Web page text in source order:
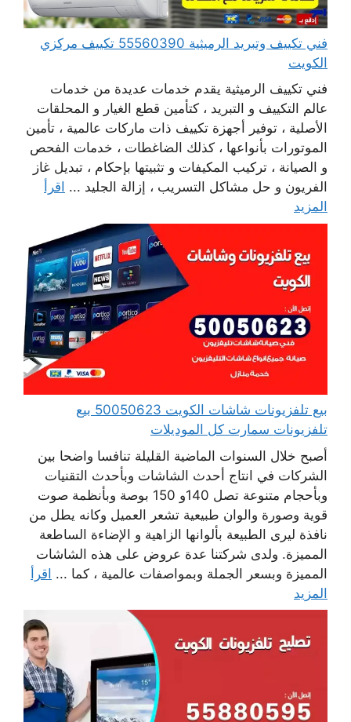
فني تكييف وتبريد الرميثية 55560390 تكييف مركزي
الكويت
فني تكييف الرميثية يقدم خدمات عديدة من خدمات
عالم التكييف و التبريد ، كتأمين قطع الغيار و المحلقات
الأصلية ، توفير أجهزة تكييف ذات ماركات عالمية ، تأمين
الموتورات بأنواعها ، كذلك الضاغطات ، خدمات الفحص
و الصيانة ، تركيب المكيفات و تثبيتها بإحكام ، تبديل غاز
الفريون و حل مشاكل التسريب ، إزالة الجليد ... اقرأ
المزيد
بيع تلفزيونات شاشات الكويت 50050623 بيع
تلفزيونات سمارت كل الموديلات
أصبح خلال السنوات الماضية القليلة تنافسا واضحا بين
الشركات في انتاج أحدث الشاشات وبأحدث التقنيات
وبأحجام متنوعة تصل 140و 150 بوصة وبأنظمة صوت
قوية وصورة والوان طبيعية تشعر العميل وكانه يطل من
نافذة ليرى الطبيعة بألوانها الزاهية و الإضاءة الساطعة
المميزة. ولدى شركتنا عدة عروض على هذه الشاشات
المميزة وبسعر الجملة وبمواصفات عالمية ، كما ... اقرأ
المزيد